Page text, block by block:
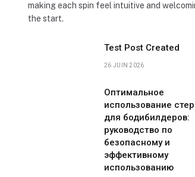
making each spin feel intuitive and
the start.
Test Post Created
26 JUIN 2026
Оптимальное
использование
для бодибилдеров:
руководство по
безопасному и
эффективному
использованию